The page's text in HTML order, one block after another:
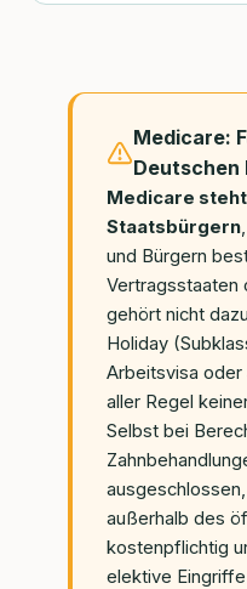
Medicare:
Deutschen
Medicare
Staatsbürgern
und Bürgern
Vertragsstaaten
gehört nicht
Holiday
Arbeitsvisa oder
aller Regel
Selbst bei
außerhalb des
kostenpflichtig
elektive